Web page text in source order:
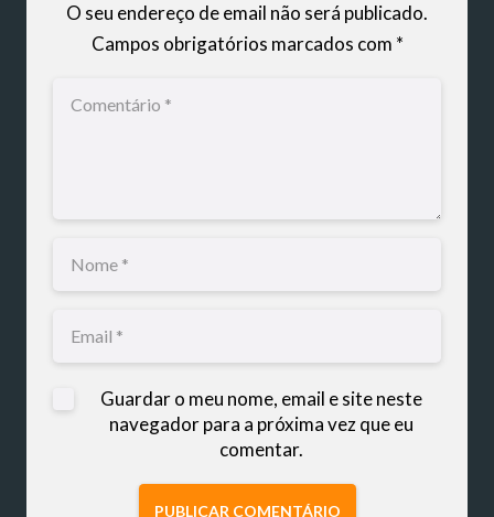
O seu endereço de email não será publicado.
Campos obrigatórios marcados com *
Guardar o meu nome, email e site neste
navegador para a próxima vez que eu
comentar.
PUBLICAR COMENTÁRIO